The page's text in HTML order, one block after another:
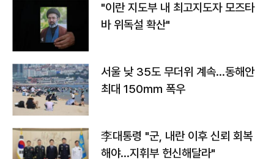
"이란 지도부 내 최고지도자 모즈타
바 위독설 확산"
서울 낮 35도 무더위 계속…동해안
최대 150㎜ 폭우
李대통령 "군, 내란 이후 신뢰 회복
해야…지휘부 헌신해달라"